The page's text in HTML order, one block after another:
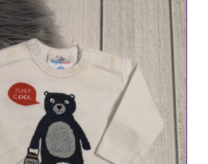
WARENKORB / DETAILS